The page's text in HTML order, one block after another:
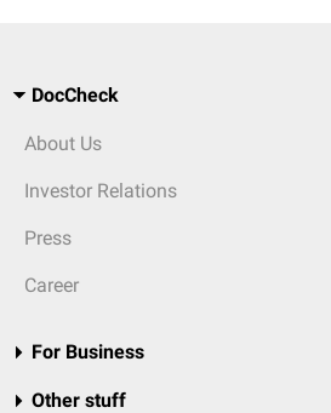
DocCheck
About Us
Investor Relations
Press
Career
For Business
Other stuff